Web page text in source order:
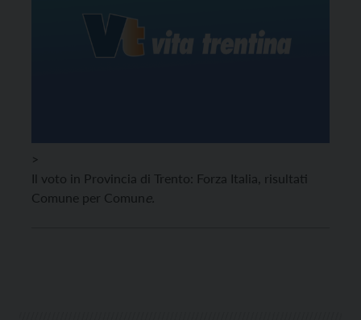
>
Il voto in Provincia di Trento: Forza Italia, risultati
Comune per Comune.